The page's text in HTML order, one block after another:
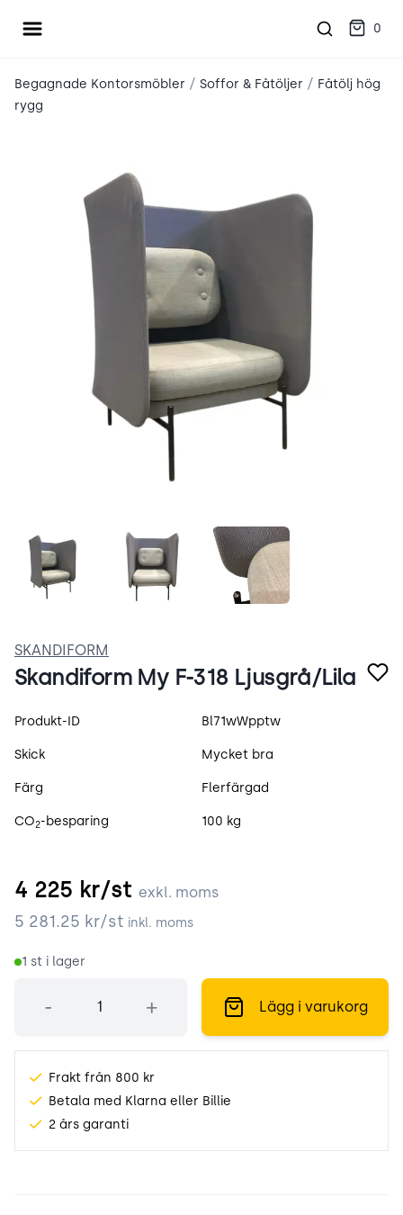
Öppna meny 0
Begagnade Kontorsmöbler / Soffor & Fåtöljer / Fåtölj hög
rygg
F-318.webp 2oTUE-BVjoNT.webpF-318-2.webp
SKANDIFORM
Skandiform My F-318 Ljusgrå/Lila
Produktspecifikation
Produkt-ID Bl71wWpptw
Skick Mycket bra
Färg Flerfärgad
CO2-besparing 100 kg
4 225 kr/st exkl. moms
5 281.25 kr/st inkl. moms
1 st i lager
- + Lägg i varukorg
Frakt från 800 kr
Betala med Klarna eller Billie
2 års garanti